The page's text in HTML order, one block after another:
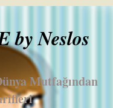
by Neslos
Mutfağından